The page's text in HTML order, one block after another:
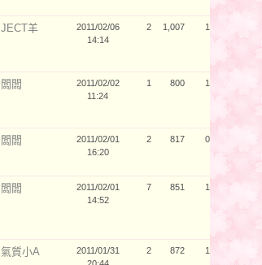
JECT羊
2011/02/06
14:14
2 1,007 1
闆闆
2011/02/02
11:24
1 800 1
闆闆
2011/02/01
16:20
2 817 0
闆闆
2011/02/01
14:52
7 851 1
氣質小A
2011/01/31
2 872 1